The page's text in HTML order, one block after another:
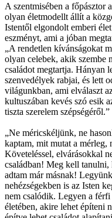
A szentmisében a főpásztor
olyan életmodellt állít a
Istentől elgondolt emberi
eszményt, ami a jóban
„A rendetlen kívánságokat
olyan celebek, akik szembe
családot megtartja. Hányan
szenvedélyek rabjai, és lett
világunkban, ami elválaszt
kultuszában kevés szó esik
tiszta szerelem
„Ne méricskéljünk, ne
kaptam, mit mutat a mérleg,
Követeléssel, elvárásokkal
családban! Meg kell tanulni,
adtam már másnak!
nehézségekben is az Isten
nem csalódik. Legyen a férfi
életében, akire lehet építeni